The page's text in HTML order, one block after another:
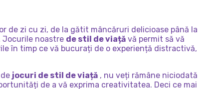
de zi cu zi, de la gătit mâncăruri delicioase până la
Jocurile noastre de stil de viață vă permit să vă
în timp ce vă bucurați de o experiență distractivă,
jocuri de stil de viață , nu veți rămâne niciodată
de a vă exprima creativitatea. Deci ce mai